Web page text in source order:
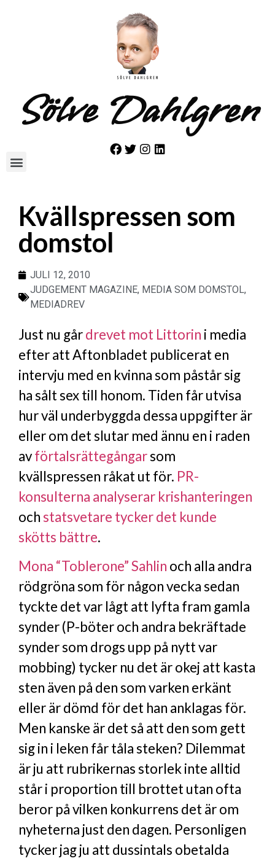
Sölve Dahlgren
Kvällspressen som
domstol
JULI 12, 2010
JUDGEMENT MAGAZINE, MEDIA SOM DOMSTOL,
MEDIADREV
Just nu gårdrevet mot Littorin i media
efter att Aftonbladet publicerat en
intervju med en kvinna som påstår sig
ha sålt sex till honom. Tiden får utvisa
hur väl underbyggda dessa uppgifter är
eller om det slutar med ännu en i raden
avförtalsrättegångarsom
kvällspressen råkat ut för. PR-
konsulterna analyserar krishanteringen
ochstatsvetare tycker det kunde
skötts bättre.
Mona “Toblerone” Sahlin och alla andra
rödgröna som för någon vecka sedan
tyckte det var lågt att lyfta fram gamla
synder (P-böter och andra bekräftade
synder som drogs upp på nytt var
mobbing) tycker nu det är okej att kasta
sten även på den som varken erkänt
eller är dömd för det han anklagas för.
Men kanske är det så att den som gett
sig in i leken får tåla steken? Dilemmat
är ju att rubrikernas storlek inte alltid
står i proportion till brottet utan ofta
beror på vilken konkurrens det är om
nyheterna just den dagen. Personligen
tycker jag ju att dussintals obetalda